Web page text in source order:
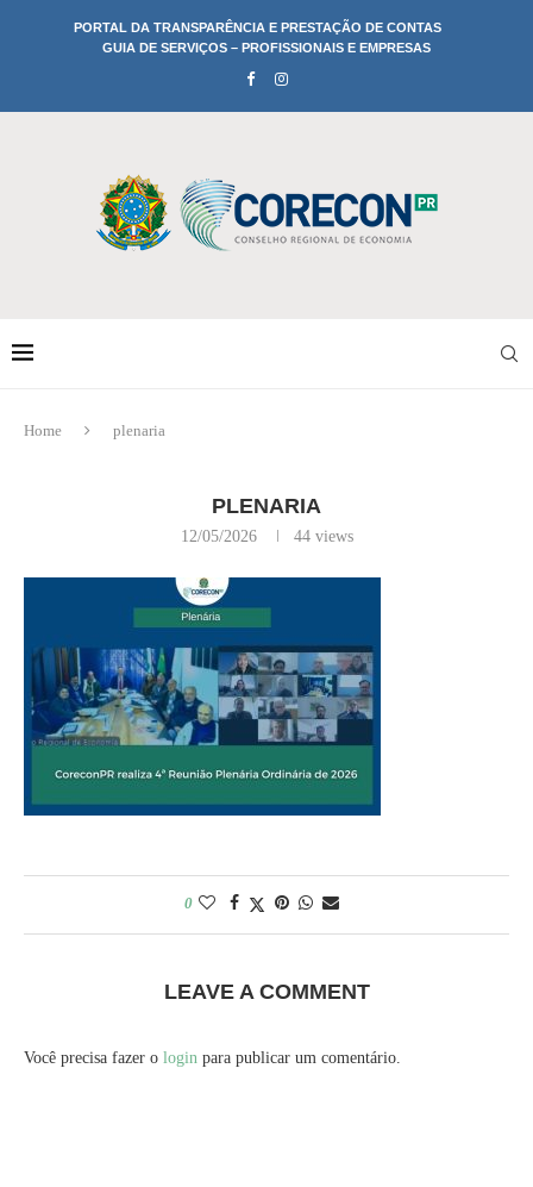
PORTAL DA TRANSPARÊNCIA E PRESTAÇÃO DE CONTAS
GUIA DE SERVIÇOS – PROFISSIONAIS E EMPRESAS
Home plenaria
PLENARIA
12/05/2026 44views
0
LEAVE A COMMENT
Você precisa fazer o login para publicar um comentário.